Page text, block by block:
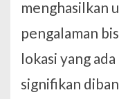
menghasilkan
pengalaman
lokasi yang
signifikan